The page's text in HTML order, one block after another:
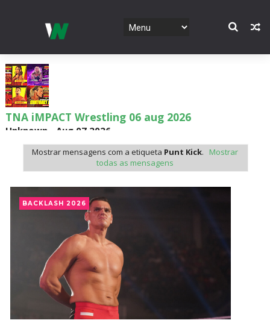
TNA iMPACT Wrestling 06 aug 2026
Unknown Aug 07 2026
AEW Dynamite 05AUG26
Unknown-Aug 06 2026
WWE NXT 04 Aug 2026
Unknown-Aug 05 2026
WWE Monday Night Raw 03 Aug 2026
Mostrar mensagens com a etiqueta Punt Kick.
Mostrar
todas as mensagens
BACKLASH 2026